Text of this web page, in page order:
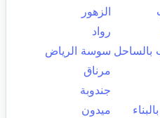
الزهور
رواد
بالساحل سوسة الرياض
مرناق
جندوبة
ميدون